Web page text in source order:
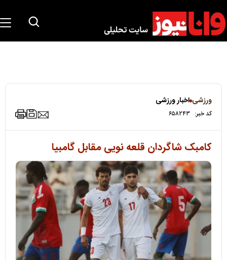
ورزشی اخبار ورزشی
کد خبر: ۶۵۸۲۴۳
کامبک شاگردان قلعه نویی مقابل گامبیا